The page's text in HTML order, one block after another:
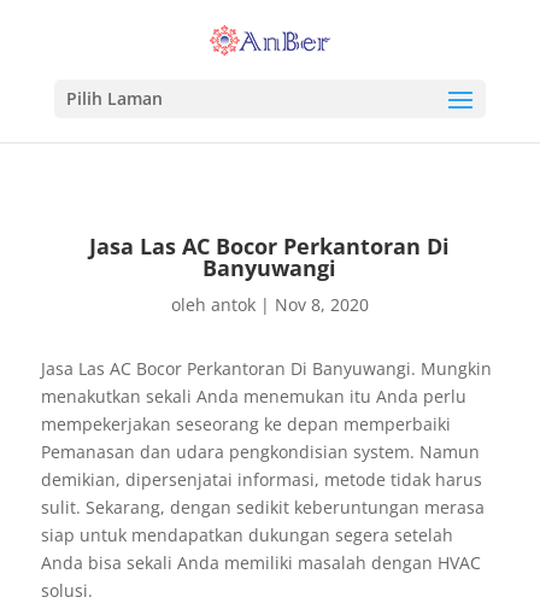
Pilih Laman
Jasa Las AC Bocor Perkantoran Di
Banyuwangi
oleh antok| Nov 8, 2020
Jasa Las AC Bocor Perkantoran Di Banyuwangi. Mungkin
menakutkan sekali Anda menemukan itu Anda perlu
mempekerjakan seseorang ke depan memperbaiki
Pemanasan dan udara pengkondisian system. Namun
demikian, dipersenjatai informasi, metode tidak harus
sulit. Sekarang, dengan sedikit keberuntungan merasa
siap untuk mendapatkan dukungan segera setelah
Anda bisa sekali Anda memiliki masalah dengan HVAC
solusi.